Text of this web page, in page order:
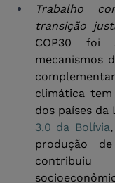
Trabalho
transição
COP30 foi
mecanismos
climática
dos países da
3.0 da Bolívia
produção